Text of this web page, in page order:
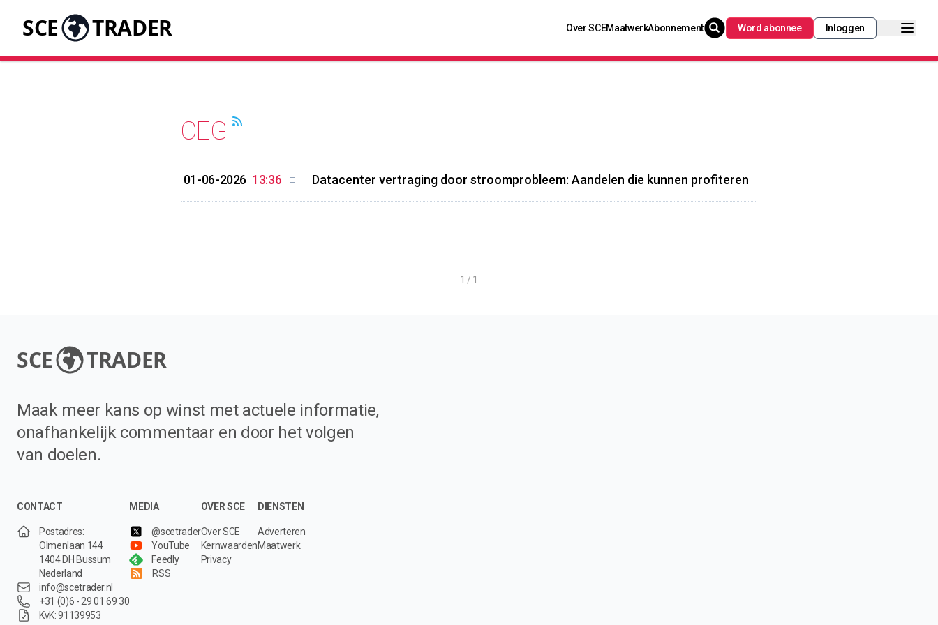
SCE TRADER Over SCEMaatwerkAbonnement Word abonnee Inloggen
CEG
01-06-2026 13:36 Datacenter vertraging door stroomprobleem: Aandelen die kunnen profiteren
1 / 1
SCE TRADER
Maak meer kans op winst met actuele informatie,
onafhankelijk commentaar en door het volgen
van doelen.
CONTACT
Postadres:
Olmenlaan 144
1404 DH Bussum
Nederland
info@scetrader.nl
+31 (0)6 - 29 01 69 30
KvK: 91139953
MEDIA
@scetrader
YouTube
Feedly
RSS
OVER SCE
Over SCE
Kernwaarden
Privacy
DIENSTEN
Adverteren
Maatwerk